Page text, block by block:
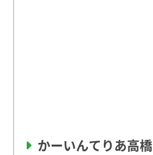
かーいんてりあ高橋